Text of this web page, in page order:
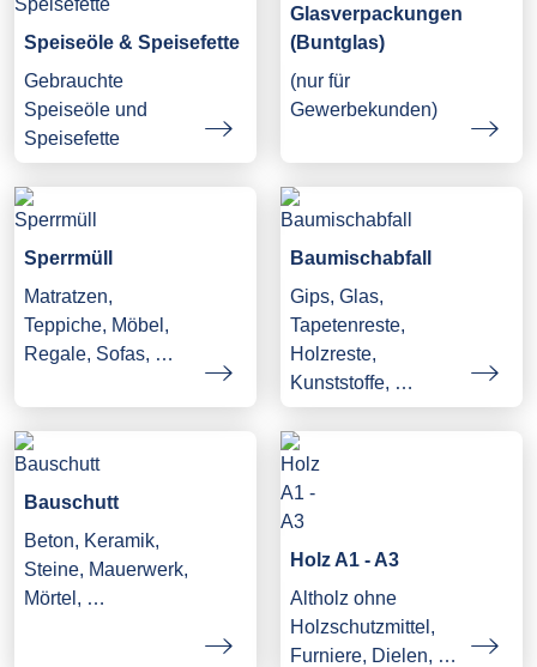
Speiseöle & Speisefette
Gebrauchte
Speiseöle und
Speisefette
Glasverpackungen
(Buntglas)
(nur für
Gewerbekunden)
Sperrmüll
Matratzen,
Teppiche, Möbel,
Regale, Sofas, …
Baumischabfall
Gips, Glas,
Tapetenreste,
Holzreste,
Kunststoffe, …
Bauschutt
Beton, Keramik,
Steine, Mauerwerk,
Mörtel, …
Holz A1 - A3
Altholz ohne
Holzschutzmittel,
Furniere, Dielen, …